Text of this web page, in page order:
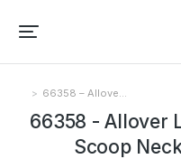
You are here:
66358 – Allove…
66358 - Allover
Scoop